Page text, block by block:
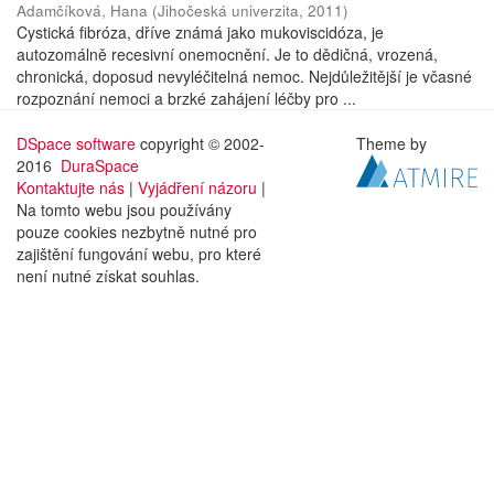
Adamčíková, Hana (Jihočeská univerzita, 2011)
Cystická fibróza, dříve známá jako mukoviscidóza, je
autozomálně recesivní onemocnění. Je to dědičná, vrozená,
chronická, doposud nevyléčitelná nemoc. Nejdůležitější je včasné
rozpoznání nemoci a brzké zahájení léčby pro ...
DSpace software copyright © 2002-
2016 DuraSpace
Kontaktujte nás | Vyjádření názoru |
Na tomto webu jsou používány
pouze cookies nezbytně nutné pro
zajištění fungování webu, pro které
není nutné získat souhlas.
Theme by